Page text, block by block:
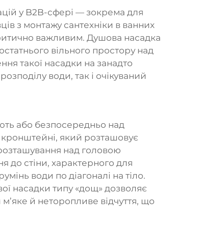
у B2B-сфері — зокрема для
з монтажу сантехніки в ванних
важливим. Душова насадка
вільного простору над
такої насадки на занадто
води, так і очікуваний
або безпосередньо над
який розташовує
над головою
до стіни, характерного для
води по діагоналі на тіло.
насадки типу «дощ» дозволяє
й неторопливе відчуття, що